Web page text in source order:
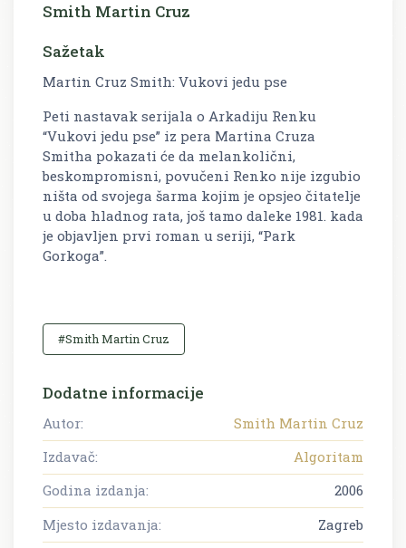
Smith Martin Cruz
Sažetak
Martin Cruz Smith: Vukovi jedu pse
Peti nastavak serijala o Arkadiju Renku
“Vukovi jedu pse” iz pera Martina Cruza
Smitha pokazati će da melankolični,
beskompromisni, povučeni Renko nije izgubio
ništa od svojega šarma kojim je opsjeo čitatelje
u doba hladnog rata, još tamo daleke 1981. kada
je objavljen prvi roman u seriji, “Park
Gorkoga”.
#Smith Martin Cruz
Dodatne informacije
Autor:
Smith Martin Cruz
Izdavač:
Algoritam
Godina izdanja:
2006
Mjesto izdavanja:
Zagreb